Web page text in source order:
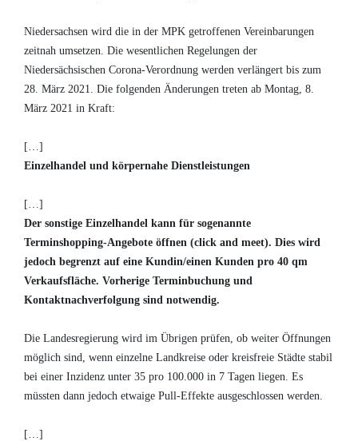
Niedersachsen wird die in der MPK getroffenen Vereinbarungen
zeitnah umsetzen. Die wesentlichen Regelungen der
Niedersächsischen Corona-Verordnung werden verlängert bis zum
28. März 2021. Die folgenden Änderungen treten ab Montag, 8.
März 2021 in Kraft:
[…]
Einzelhandel und körpernahe Dienstleistungen
[…]
Der sonstige Einzelhandel kann für sogenannte
Terminshopping-Angebote öffnen (click and meet). Dies wird
jedoch begrenzt auf eine Kundin/einen Kunden pro 40 qm
Verkaufsfläche. Vorherige Terminbuchung und
Kontaktnachverfolgung sind notwendig.
Die Landesregierung wird im Übrigen prüfen, ob weiter Öffnungen
möglich sind, wenn einzelne Landkreise oder kreisfreie Städte stabil
bei einer Inzidenz unter 35 pro 100.000 in 7 Tagen liegen. Es
müssten dann jedoch etwaige Pull-Effekte ausgeschlossen werden.
[…]